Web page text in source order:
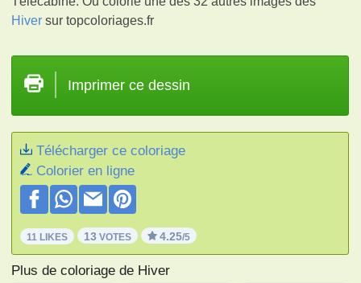
Hiver sur topcoloriages.fr
Imprimer ce dessin
Télécharger ce coloriage
Colorier en ligne
11 LIKES 13 VOTES 4.25/5
Plus de coloriage de Hiver